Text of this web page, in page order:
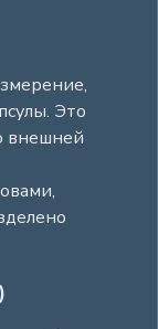
Это
внешней